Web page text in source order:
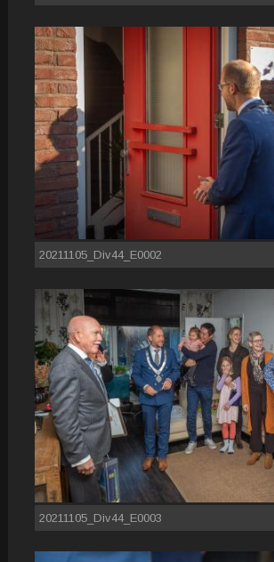
20211105_Div44_E0002
20211105_Div44_E0003